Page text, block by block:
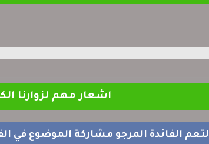
اشعار مهم لزوارنا
لتعم الفائدة المرجو مشاركة الموضوع في